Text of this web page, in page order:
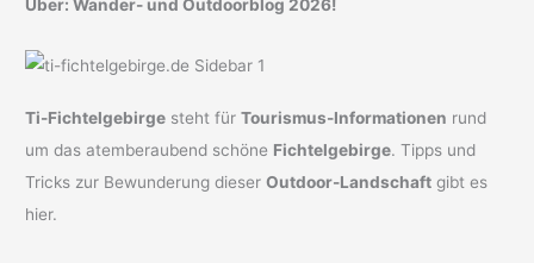
Über: Wander- und Outdoorblog 2026!
Ti-Fichtelgebirge steht fürTourismus-Informationen rund
um das atemberaubend schöne Fichtelgebirge. Tipps und
Tricks zur Bewunderung dieserOutdoor-Landschaft gibt es
hier.